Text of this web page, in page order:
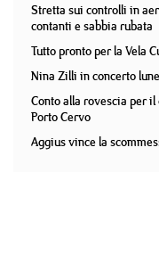
Stretta sui controlli in
contanti e sabbia rubata
Tutto pronto per la Vela
Nina Zilli in concerto
Conto alla rovescia per
Porto Cervo
Aggius vince la